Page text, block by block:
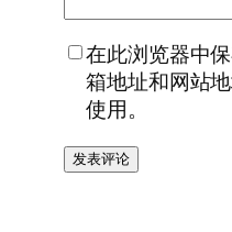
在此浏览器中
箱地址和网站
使用。